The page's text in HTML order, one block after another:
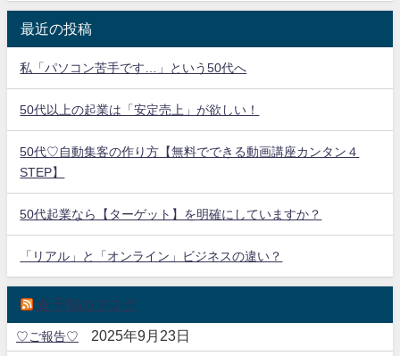
最近の投稿
私「パソコン苦手です…」という50代へ
50代以上の起業は「安定売上」が欲しい！
50代♡自動集客の作り方【無料でできる動画講座カンタン４
STEP】
50代起業なら【ターゲット】を明確にしていますか？
「リアル」と「オンライン」ビジネスの違い？
倉千鶴のブログ
♡ご報告♡ 2025年9月23日